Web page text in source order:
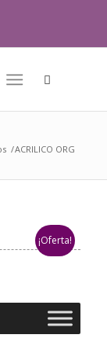
/ACRILICO ORG
¡Oferta!